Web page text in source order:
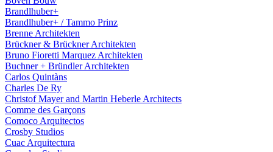
Brandlhuber+
Brandlhuber+ / Tammo Prinz
Brenne Architekten
Brückner & Brückner Architekten
Bruno Fioretti Marquez Architekten
Buchner + Bründler Architekten
Carlos Quintàns
Charles De Ry
Christof Mayer and Martin Heberle Architects
Comme des Garçons
Comoco Arquitectos
Crosby Studios
Cuac Arquitectura